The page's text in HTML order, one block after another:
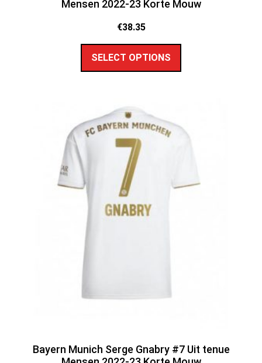
Mensen 2022-23 Korte Mouw
€38.35
SELECT OPTIONS
Bayern Munich Serge Gnabry #7 Uit tenue